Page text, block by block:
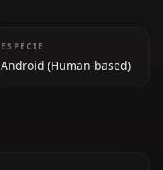
ESPECIE
Android (Human-based)